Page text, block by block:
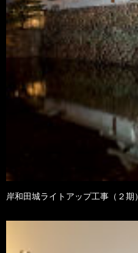
岸和田城ライトアップ工事（２期）